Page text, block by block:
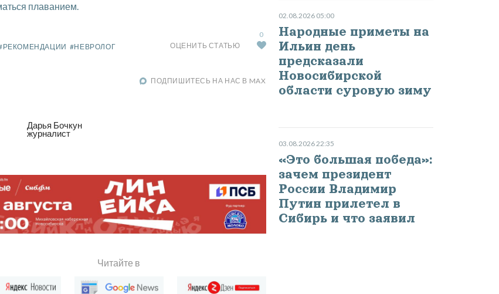
плаванием.
#НЕВРОЛОГ ОЦЕНИТЬ СТАТЬЮ
0
ПОДПИШИТЕСЬ НА НАС В MAX
Дарья Бочкун
журналист
Читайте в
02.08.2026 05:00
Народные приметы на
Ильин день
предсказали
Новосибирской
области суровую зиму
03.08.2026 22:35
«Это большая победа»:
зачем президент
России Владимир
Путин прилетел в
Сибирь и что заявил